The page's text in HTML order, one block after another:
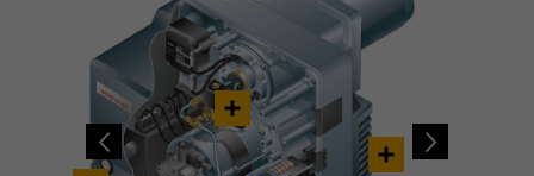
Previous Next